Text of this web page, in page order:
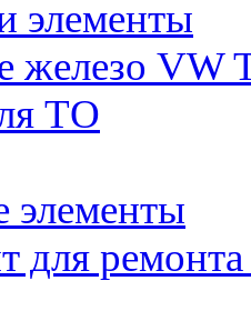
элементы
железо VW
ТО
для